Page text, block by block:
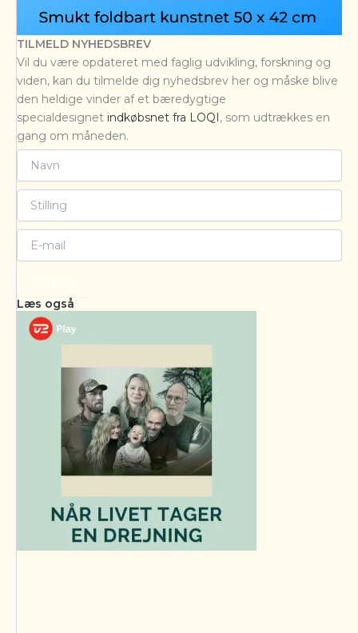
TILMELD NYHEDSBREV
Vil du være opdateret med faglig udvikling, forskning og
viden, kan du tilmelde dig nyhedsbrev her og måske blive
den heldige vinder af et bæredygtige
specialdesignet indkøbsnet fra LOQI , som udtrækkes en
gang om måneden.
Læs også